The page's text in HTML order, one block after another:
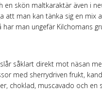
en skön maltkaraktär även i
att man kan tänka sig en mix
har man ungefär Kilchomans
såklart direkt mot näsan
med sherrydriven frukt,
choklad, muscavado och en